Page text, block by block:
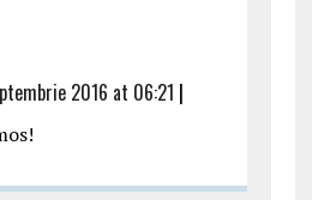
2016 at 06:21 |